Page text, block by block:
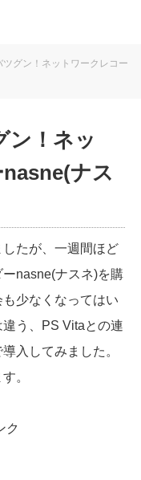
ツグン！ネットワークレコー
ン！ネッ
ナス
たが、一週間ほど
nasne(ナスネ)を購
少なくなってはい
う、PS Vitaとの連
入してみました。
。
ク